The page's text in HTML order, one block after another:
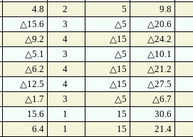
4.8 2 5 9.8
△15.6 3 △5 △20.6
△9.2 4 △15 △24.2
△5.1 3 △5 △10.1
△6.2 4 △15 △21.2
△12.5 4 △15 △27.5
△1.7 3 △5 △6.7
15.6 1 15 30.6
6.4 1 15 21.4